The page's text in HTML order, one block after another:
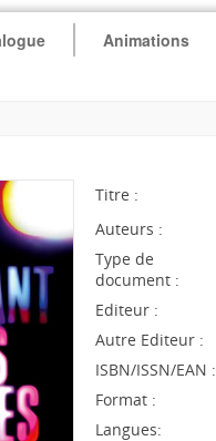
Animations
Titre :
Auteurs :
Type de
document :
Editeur :
Autre Editeur :
ISBN/ISSN/EAN :
Format :
Langues: